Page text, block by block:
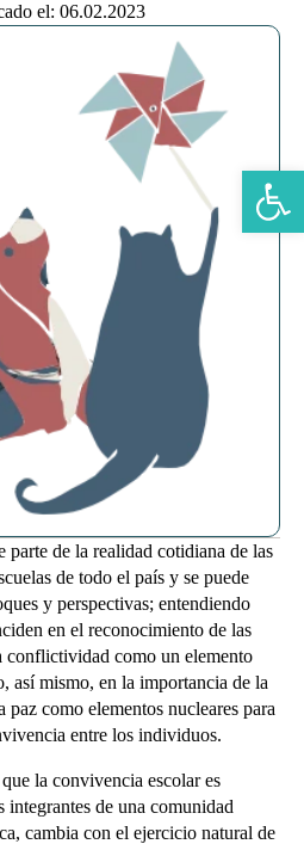
Abrir
el: 06.02.2023
parte de la realidad cotidiana de las
de todo el país y se puede
y perspectivas; entendiendo
en el reconocimiento de las
como un elemento
así mismo, en la importancia de la
como elementos nucleares para
entre los individuos.
la convivencia escolar es
integrantes de una comunidad
cambia con el ejercicio natural de